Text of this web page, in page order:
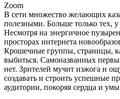
Zoom
В сети множество желающих
полезными. Больше только тех, у
Несмотря на энергичное
просторах интернета
Крошечные группы, страницы,
выбиться. Самоназванных
нет. Зрителей мучит изжога и
создавать и строить успешные
аудитории, покоряя сердца и